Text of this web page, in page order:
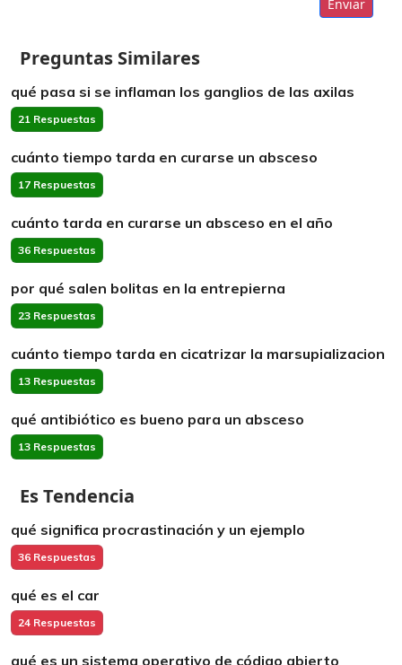
Enviar
Preguntas Similares
qué pasa si se inflaman los ganglios de las axilas
21 Respuestas
cuánto tiempo tarda en curarse un absceso
17 Respuestas
cuánto tarda en curarse un absceso en el año
36 Respuestas
por qué salen bolitas en la entrepierna
23 Respuestas
cuánto tiempo tarda en cicatrizar la marsupializacion
13 Respuestas
qué antibiótico es bueno para un absceso
13 Respuestas
Es Tendencia
qué significa procrastinación y un ejemplo
36 Respuestas
qué es el car
24 Respuestas
qué es un sistema operativo de código abierto